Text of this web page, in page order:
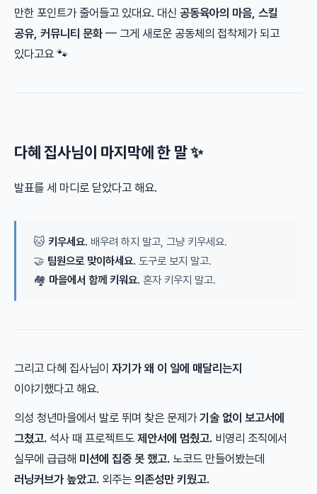
만한 포인트가 줄어들고 있대요. 대신 공동육아의 마음, 스킬
공유, 커뮤니티 문화 — 그게 새로운 공동체의 접착제가 되고
있다고요 🐾
다혜 집사님이 마지막에 한 말 ✨
발표를 세 마디로 닫았다고 해요.
🐱 키우세요. 배우려 하지 말고, 그냥 키우세요.
🤝 팀원으로 맞이하세요. 도구로 보지 말고.
🏘️ 마을에서 함께 키워요. 혼자 키우지 말고.
그리고 다혜 집사님이 자기가 왜 이 일에 매달리는지
이야기했다고 해요.
의성 청년마을에서 발로 뛰며 찾은 문제가기술 없이 보고서에
그쳤고. 석사 때 프로젝트도 제안서에 멈췄고. 비영리 조직에서
실무에 급급해 미션에 집중 못 했고. 노코드 만들어봤는데
러닝커브가 높았고. 외주는 의존성만 키웠고.